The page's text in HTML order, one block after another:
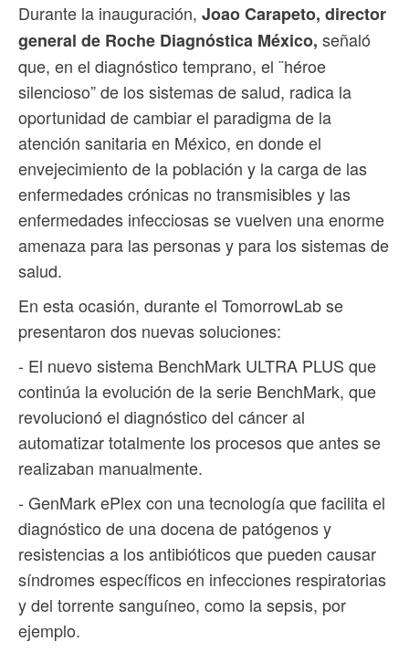
Durante la inauguración, Joao Carapeto, director
general de Roche Diagnóstica México, señaló
que, en el diagnóstico temprano, el ¨héroe
silencioso” de los sistemas de salud, radica la
oportunidad de cambiar el paradigma de la
atención sanitaria en México, en donde el
envejecimiento de la población y la carga de las
enfermedades crónicas no transmisibles y las
enfermedades infecciosas se vuelven una enorme
amenaza para las personas y para los sistemas de
salud.
En esta ocasión, durante el TomorrowLab se
presentaron dos nuevas soluciones:
- El nuevo sistema BenchMark ULTRA PLUS que
continúa la evolución de la serie BenchMark, que
revolucionó el diagnóstico del cáncer al
automatizar totalmente los procesos que antes se
realizaban manualmente.
- GenMark ePlex con una tecnología que facilita el
diagnóstico de una docena de patógenos y
resistencias a los antibióticos que pueden causar
síndromes específicos en infecciones respiratorias
y del torrente sanguíneo, como la sepsis, por
ejemplo.